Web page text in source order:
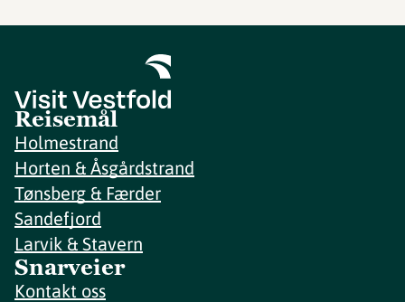
Reisemål
Holmestrand
Horten & Åsgårdstrand
Tønsberg & Færder
Sandefjord
Larvik & Stavern
Snarveier
Kontakt oss